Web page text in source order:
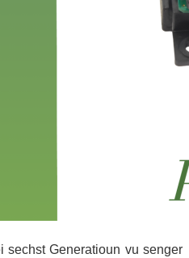
sechst Generatioun vu senger